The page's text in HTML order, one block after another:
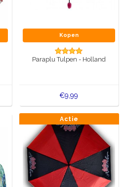
Kopen
Paraplu Tulpen - Holland
€9,99
Actie